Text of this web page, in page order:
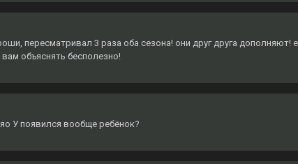
пересматривал 3 раза оба сезона! они друг друга дополняют!
вам объяснять бесполезно!
У появился вообще ребёнок?